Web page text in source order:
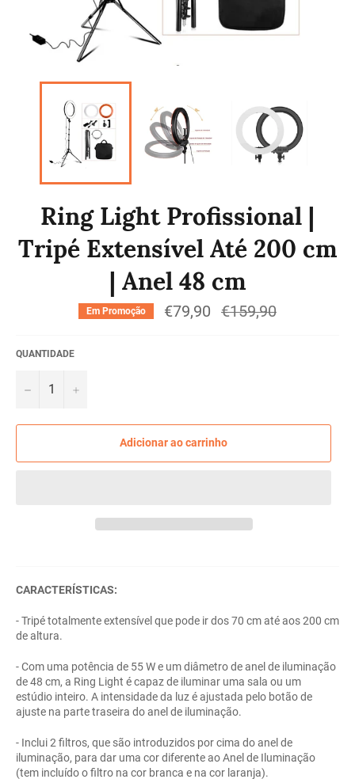
Ring Light Profissional |
Tripé Extensível Até 200 cm
| Anel 48 cm
Em Promoção €79,90
Preço
normal
€159,90
QUANTIDADE
− +
Adicionar ao carrinho
CARACTERÍSTICAS:
- Tripé totalmente extensível que pode ir dos 70 cm até aos 200 cm
de altura.
- Com uma potência de 55 W e um diâmetro de anel de iluminação
de 48 cm, a Ring Light é capaz de iluminar uma sala ou um
estúdio inteiro. A intensidade da luz é ajustada pelo botão de
ajuste na parte traseira do anel de iluminação.
- Inclui 2 filtros, que são introduzidos por cima do anel de
iluminação, para dar uma cor diferente ao Anel de Iluminação
(tem incluído o filtro na cor branca e na cor laranja).